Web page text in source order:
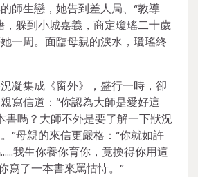
師生戀，她告到差人局、“教導
，躲到小城嘉義，商定瓊瑤二十歲
一周。面臨母親的淚水，瓊瑤終
凝集成《窗外》，盛行一時，卻
寫信道：“你認為大師是愛好這
書嗎？大師不外是要了解一下狀況
”母親的來信更嚴格：“你就如許
我生你養你育你，竟換得你用這
了一本書來罵怙恃。”